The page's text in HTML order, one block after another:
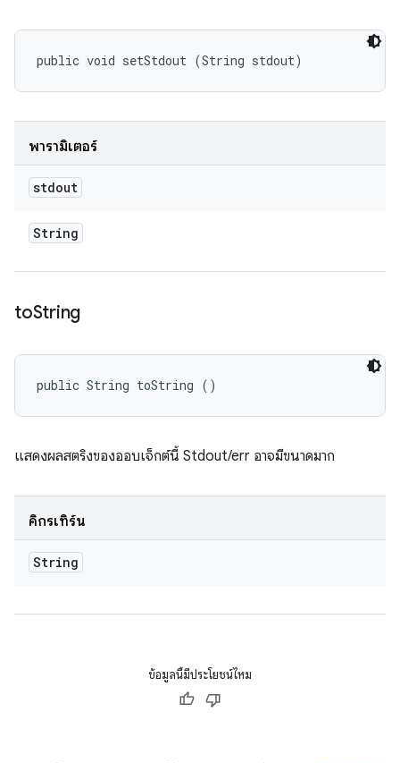
public void setStdout (String stdout)
พารามิเตอร์
stdout
String
toString
public String toString ()
แสดงผลสตริงของออบเจ็กต์นี้ Stdout/err อาจมีขนาดมาก
คิกรีเทิร์น
String
ข้อมูลนี้มีประโยชน์ไหม